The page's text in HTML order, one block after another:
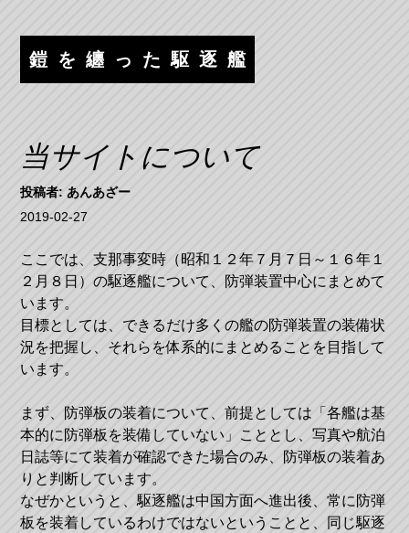
テ
ス
キ
ッ
ゲ
ン
へ
ス
プ
鎧を纏った駆逐艦
当サイトについて
投稿者:あんあざー
2019-02-27
ここでは、支那事変時（昭和１２年７月７日～１６年１
２月８日）の駆逐艦について、防弾装置中心にまとめて
います。
目標としては、できるだけ多くの艦の防弾装置の装備状
況を把握し、それらを体系的にまとめることを目指して
います。
まず、防弾板の装着について、前提としては「各艦は基
本的に防弾板を装備していない」こととし、写真や航泊
日誌等にて装着が確認できた場合のみ、防弾板の装着あ
りと判断しています。
なぜかというと、駆逐艦は中国方面へ進出後、常に防弾
板を装着しているわけではないということと、同じ駆逐